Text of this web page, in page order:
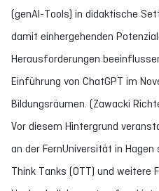
(genAI-Tools) in didaktische
damit einhergehenden
Herausforderungen
Einführung von ChatGPT im
Bildungsräumen. (Zawacki
Vor diesem Hintergrund
an der FernUniversität in
Think Tanks (OTT) und weitere